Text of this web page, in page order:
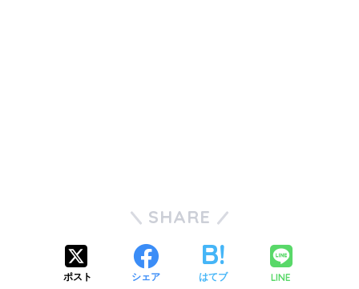
SHARE
ポスト シェア はてブ LINE